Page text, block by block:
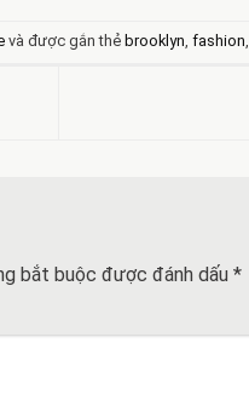
và được gắn thẻ brooklyn, fashion,
bắt buộc được đánh dấu *